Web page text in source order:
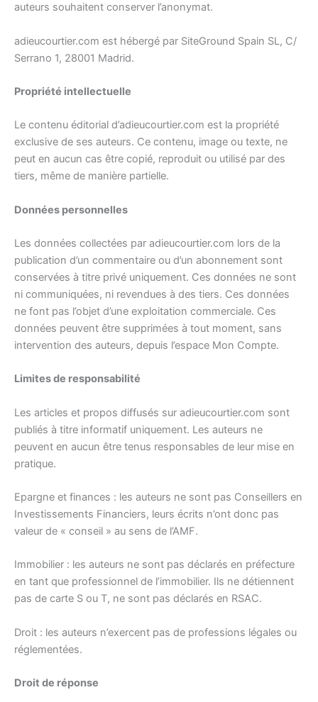
auteurs souhaitent conserver l’anonymat.
adieucourtier.com est hébergé par SiteGround Spain SL, C/
Serrano 1, 28001 Madrid.
Propriété intellectuelle
Le contenu éditorial d’adieucourtier.com est la propriété
exclusive de ses auteurs. Ce contenu, image ou texte, ne
peut en aucun cas être copié, reproduit ou utilisé par des
tiers, même de manière partielle.
Données personnelles
Les données collectées par adieucourtier.com lors de la
publication d’un commentaire ou d’un abonnement sont
conservées à titre privé uniquement. Ces données ne sont
ni communiquées, ni revendues à des tiers. Ces données
ne font pas l’objet d’une exploitation commerciale. Ces
données peuvent être supprimées à tout moment, sans
intervention des auteurs, depuis l’espace Mon Compte.
Limites de responsabilité
Les articles et propos diffusés sur adieucourtier.com sont
publiés à titre informatif uniquement. Les auteurs ne
peuvent en aucun être tenus responsables de leur mise en
pratique.
Epargne et finances : les auteurs ne sont pas Conseillers en
Investissements Financiers, leurs écrits n’ont donc pas
valeur de « conseil » au sens de l’AMF.
Immobilier : les auteurs ne sont pas déclarés en préfecture
en tant que professionnel de l’immobilier. Ils ne détiennent
pas de carte S ou T, ne sont pas déclarés en RSAC.
Droit : les auteurs n’exercent pas de professions légales ou
réglementées.
Droit de réponse